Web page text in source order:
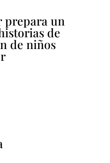
prepara un
de
de niños